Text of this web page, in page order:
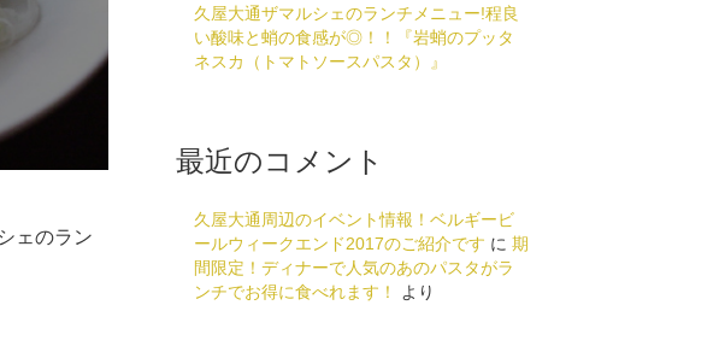
ェのラン
久屋大通ザマルシェのランチメニュー!程良
い酸味と蛸の食感が◎！！『岩蛸のプッタ
ネスカ（トマトソースパスタ）』
最近のコメント
久屋大通周辺のイベント情報！ベルギービ
ールウィークエンド2017のご紹介です に期
間限定！ディナーで人気のあのパスタがラ
ンチでお得に食べれます！
より